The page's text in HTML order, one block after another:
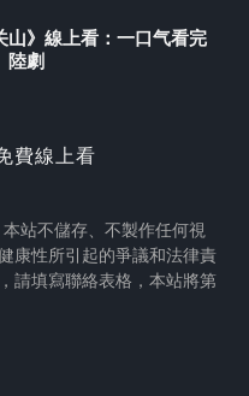
山》線上看：一口气看完
陸劇
費線上看
站不儲存、不製作任何視
康性所引起的爭議和法律責
請填寫聯絡表格，本站將第